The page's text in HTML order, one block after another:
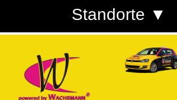
Standorte ▼